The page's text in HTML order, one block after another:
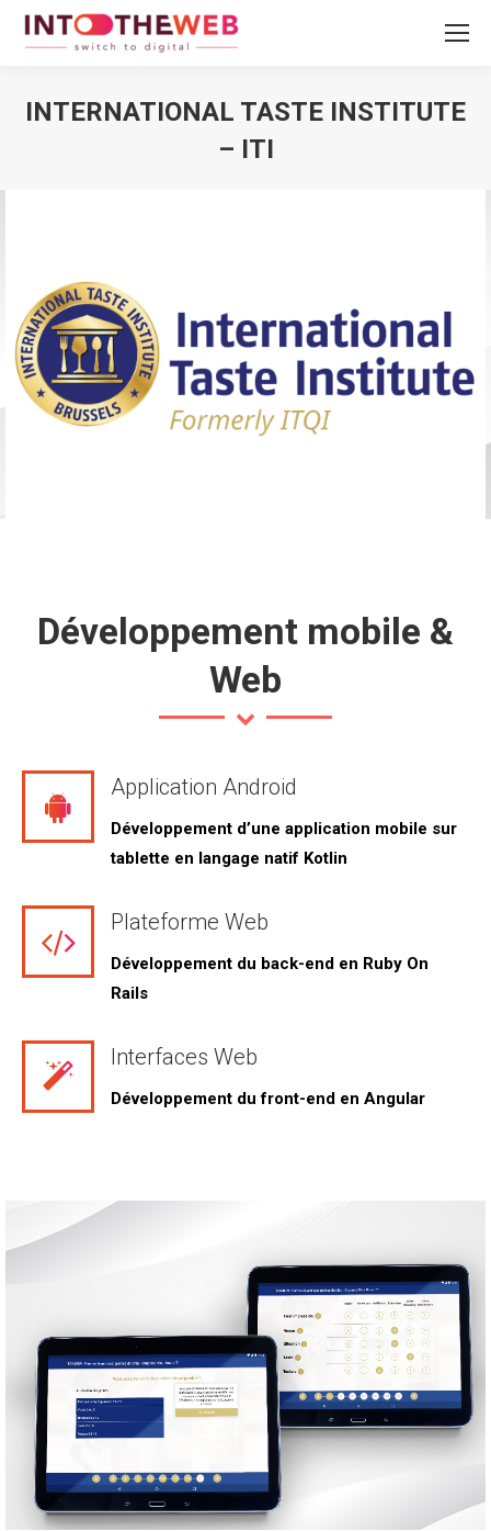
INTERNATIONAL TASTE INSTITUTE
– ITI
Développement mobile &
Web
Application Android
Développement d’une application mobile sur
tablette en langage natif Kotlin
Plateforme Web
Développement du back-end en Ruby On
Rails
Interfaces Web
Développement du front-end en Angular